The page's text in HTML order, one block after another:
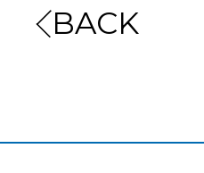
アクセス
BACK